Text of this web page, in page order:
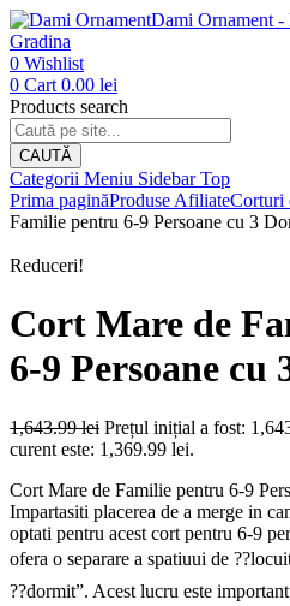
Dami Ornament -
Gradina
0 Wishlist
0 Cart 0.00 lei
Products search
CAUTĂ
Categorii Meniu Sidebar Top
Prima paginăProduse AfiliateCorturi
Familie pentru 6-9 Persoane cu 3
Reduceri!
Cort Mare de
6-9 Persoane cu
1,643.99lei Prețul inițial a fost:
curent este: 1,369.99 lei.
Cort Mare de Familie pentru 6-9
Impartasiti placerea de a merge in
optati pentru acest cort pentru 6-9
ofera o separare a spatiuui de
??dormit”. Acest lucru este